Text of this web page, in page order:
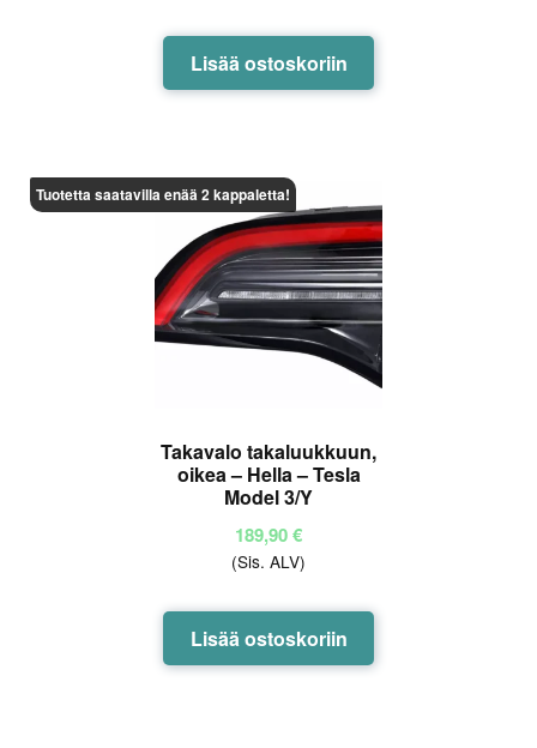
Lisää ostoskoriin
Tuotetta saatavilla enää 2 kappaletta!
Takavalo takaluukkuun,
oikea – Hella – Tesla
Model 3/Y
189,90€
(Sis. ALV)
Lisää ostoskoriin